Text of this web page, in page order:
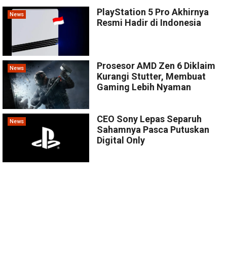
News
PlayStation 5 Pro Akhirnya
Resmi Hadir di Indonesia
News
Prosesor AMD Zen 6 Diklaim
Kurangi Stutter, Membuat
Gaming Lebih Nyaman
News
CEO Sony Lepas Separuh
Sahamnya Pasca Putuskan
Digital Only